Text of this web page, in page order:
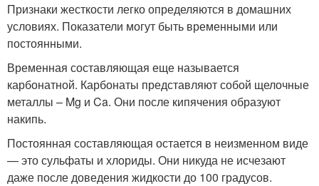
Признаки жесткости легко определяются в домашних
условиях. Показатели могут быть временными или
постоянными.
Временная составляющая еще называется
карбонатной. Карбонаты представляют собой щелочные
металлы – Mg и Ca. Они после кипячения образуют
накипь.
Постоянная составляющая остается в неизменном виде
— это сульфаты и хлориды. Они никуда не исчезают
даже после доведения жидкости до 100 градусов.